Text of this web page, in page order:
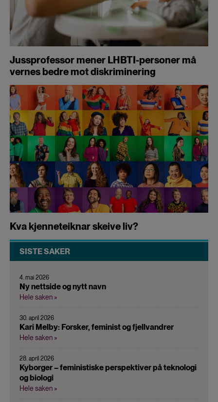
Jussprofessor mener LHBTI-personer må
vernes bedre mot diskriminering
Kva kjenneteiknar skeive liv?
SISTE SAKER
4. mai 2026
Ny nettside og nytt navn
Hele saken »
30. april 2026
Kari Melby: Forsker, feminist og fjellvandrer
Hele saken »
28. april 2026
Kyborger – feministiske perspektiver på teknologi
og biologi
Hele saken »